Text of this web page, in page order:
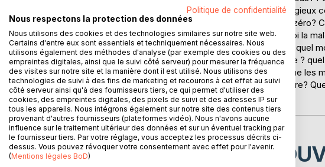
puissance de Dieu, même quand vous êtes un fervent
spirituel? Comment mettre le compteur de vos péchés à zéro?
autistes, les fous, les sourds-muets, les siamois? Pourquoi la
Pourquoi chacun ira combattre le diable devant l'enfer? A quel
Combien de fois par an, chacun sur terre, voit Dieu le Père ?
par rapport à Dieu et au diable? Comment le diable fabrique les
divin contact ? comment se faire une délivrance sans prière?
superficie ? Pourquoi l'enfer n'est pas éternel pour tous?
D’AUTRES TITRES À
Politique de confidentialité
Nous respectons la protection des données
Nous utilisons des cookies et des technologies similaires sur notre site web.
Certains d'entre eux sont essentiels et techniquement nécessaires. Nous
utilisons également des méthodes d'analyse (par exemple des cookies ou des
empreintes digitales, ainsi que le suivi côté serveur) pour mesurer la fréquence
des visites sur notre site et la manière dont il est utilisé. Nous utilisons des
technologies de suivi à des fins de marketing et recourons à cet effet au suivi
côté serveur ainsi qu'à des fournisseurs tiers, ce qui permet d'utiliser des
cookies, des empreintes digitales, des pixels de suivi et des adresses IP sur
tous les appareils. Nous intégrons également sur notre site des contenus tiers
provenant d'autres fournisseurs (plateformes vidéo). Nous n'avons aucune
influence sur le traitement ultérieur des données et sur un éventuel tracking par
le fournisseur tiers. Par votre réglage, vous acceptez les processus décrits ci-
dessus. Vous pouvez révoquer votre consentement avec effet pour l'avenir.
(Mentions légales BoD)